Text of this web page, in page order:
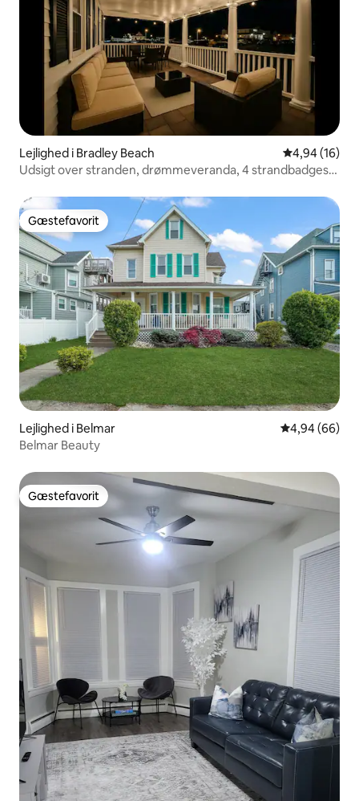
Lejlighed i Bradley Beach 4,94 ud af 5 i
4,94 (16)
Udsigt over stranden, drømmeveranda, 4 strandbadges,
Gæstefavorit
Gæstefavorit
Lejlighed i Belmar 4,94 ud af 5 i
4,94 (66)
Belmar Beauty
Gæstefavorit
Gæstefavorit